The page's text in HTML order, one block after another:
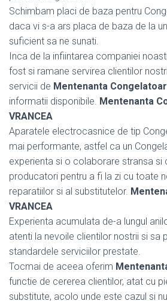
Schimbam placi de baza pentru
daca vi s-a ars placa de baza de la
suficient sa ne sunati.
Inca de la infiintarea companiei
fost si ramane servirea clientilor
servicii de Mentenanta
informatii disponibile. Mentenanta
VRANCEA
Aparatele electrocasnice de tip
mai performante, astfel ca un
experienta si o colaborare stransa si
producatori pentru a fi la zi cu toate
reparatiilor si al substitutelor.
VRANCEA
Experienta acumulata de-a lungul
atenti la nevoile clientilor nostrii si sa
standardele serviciilor prestate.
Tocmai de aceea oferim
functie de cererea clientilor, atat cu
substitute, acolo unde este cazul si